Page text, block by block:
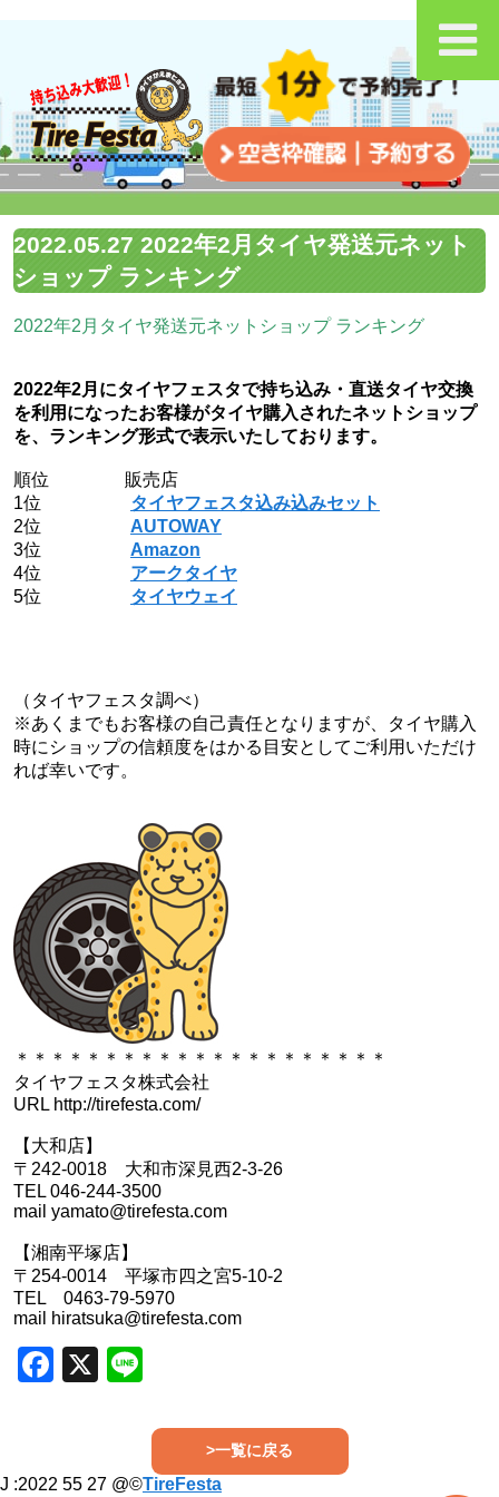
2022.05.27 2022年2月タイヤ発送元ネット
ショップ ランキング
2022年2 月タイヤ発送元ネットショップ ランキング
2022年2月にタイヤフェスタで持ち込み・直送タイヤ交換
を利用になったお客様がタイヤ購入されたネットショップ
を、ランキング形式で表示いたしております。
順位 販売店
1位 タイヤフェスタ込み込みセット
2位 AUTOWAY
3位 Amazon
4位 アークタイヤ
5位 タイヤウェイ
（タイヤフェスタ調べ）
※あくまでもお客様の自己責任となりますが、タイヤ購入
時にショップの信頼度をはかる目安としてご利用いただけ
れば幸いです。
＊＊＊＊＊＊＊＊＊＊＊＊＊＊＊＊＊＊＊＊＊
タイヤフェスタ株式会社
URL http://tirefesta.com/
【大和店】
〒242-0018 大和市深見西2-3-26
TEL 046-244-3500
mail yamato@tirefesta.com
【湘南平塚店】
〒254-0014 平塚市四之宮5-10-2
TEL 0463-79-5970
mail hiratsuka@tirefesta.com
Facebook
X
>一覧に戻る
J :2022 55 27 @©TireFesta